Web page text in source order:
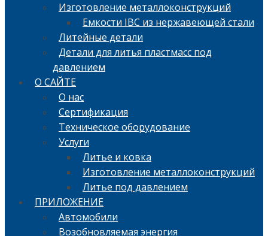
Изготовление металлоконструкций
Емкости IBC из нержавеющей стали
Литейные детали
Детали для литья пластмасс под
давлением
О САЙТЕ
О нас
Сертификация
Техническое оборудование
Услуги
Литье и ковка
Изготовление металлоконструкций
Литье под давлением
ПРИЛОЖЕНИЕ
Автомобили
Возобновляемая энергия